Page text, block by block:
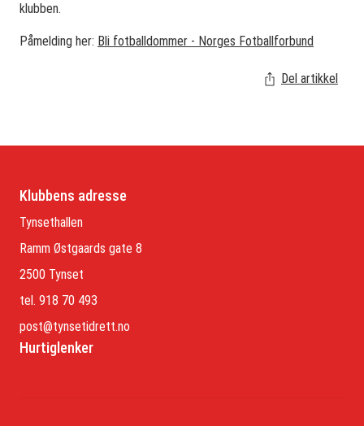
klubben.
Påmelding her: Bli fotballdommer - Norges Fotballforbund
Del artikkel
Klubbens adresse
Tynsethallen
Ramm Østgaards gate 8
2500 Tynset
tel. 918 70 493
post@tynsetidrett.no
Hurtiglenker